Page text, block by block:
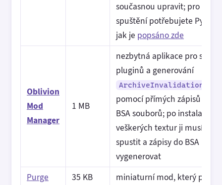
současnou upravit; pro
spuštění potřebujete
jak je popsáno zde
Oblivion
Mod
Manager
1 MB
nezbytná aplikace pro
pluginů a generování
ArchiveInvalidation.txt
pomocí přímých zápisů do
BSA souborů; po instalaci
veškerých textur ji musíte
spustit a zápisy do BSA
vygenerovat
Purge
35 KB
miniaturní mod, který před